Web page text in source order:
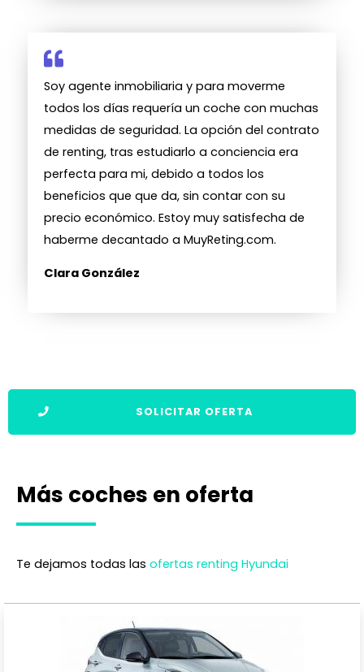
Soy agente inmobiliaria y para moverme
todos los días requería un coche con muchas
medidas de seguridad. La opción del contrato
de renting, tras estudiarlo a conciencia era
perfecta para mi, debido a todos los
beneficios que que da, sin contar con su
precio económico. Estoy muy satisfecha de
haberme decantado a MuyReting.com.
Clara González
SOLICITAR OFERTA
Más coches en oferta
Te dejamos todas las ofertas renting Hyundai